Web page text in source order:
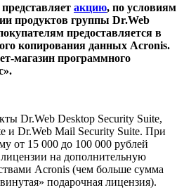
акцию, по условиям
продуктов группы Dr.Web
предоставляется в
копирования данных Acronis.
магазин программного
Dr.Web Desktop Security Suite,
и Dr.Web Mail Security Suite. При
от 15 000 до 100 000 рублей
на дополнительную
Acronis (чем больше сумма
подарочная лицензия).